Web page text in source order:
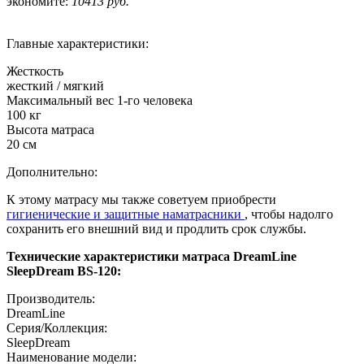
Главные характеристики:
Жесткость
жесткий / мягкий
Максимальный вес 1-го человека
100 кг
Высота матраса
20 см
Дополнительно:
К этому матрасу мы также советуем приобрести
гигиенические и защитные наматрасники , чтобы надолго
сохранить его внешний вид и продлить срок службы.
Технические характеристики матраса DreamLine
SleepDream BS-120:
Производитель:
DreamLine
Серия/Коллекция:
SleepDream
Наименование модели: